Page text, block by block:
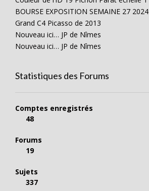
BOURSE EXPOSITION SEMAINE 27 2024
Grand C4 Picasso de 2013
Nouveau ici… JP de Nîmes
Nouveau ici… JP de Nîmes
Statistiques des Forums
Comptes enregistrés
48
Forums
19
Sujets
337